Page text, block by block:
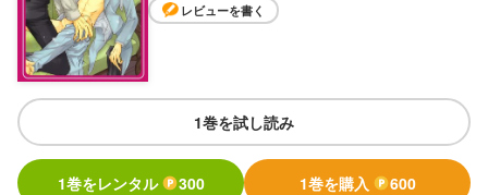
レビューを書く
1巻を試し読み
1巻をレンタル 300 1巻を購入 600